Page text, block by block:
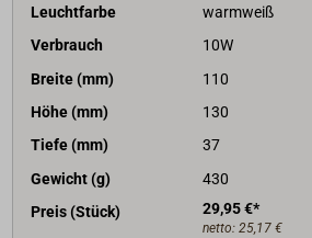
Leuchtfarbe
warmweiß
Verbrauch
10W
Breite (mm)
110
Höhe (mm)
130
Tiefe (mm)
37
Gewicht (g)
430
Preis (Stück)
29,95 €*
netto: 25,17 €